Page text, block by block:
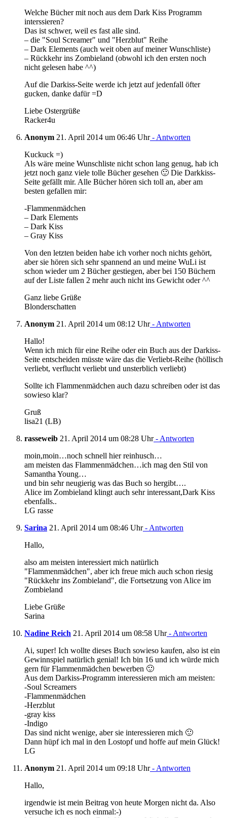
Welche Bücher mit noch aus dem Dark Kiss Programm
interssieren?
Das ist schwer, weil es fast alle sind.
– die "Soul Screamer" und "Herzblut" Reihe
– Dark Elements (auch weit oben auf meiner Wunschliste)
– Rückkehr ins Zombieland (obwohl ich den ersten noch
nicht gelesen habe ^^)
Auf die Darkiss-Seite werde ich jetzt auf jedenfall öfter
gucken, danke dafür =D
Liebe Ostergrüße
Racker4u
Anonym 21. April 2014 um 06:46 Uhr- Antworten
Kuckuck =)
Als wäre meine Wunschliste nicht schon lang genug, hab ich
jetzt noch ganz viele tolle Bücher gesehen 🙂 Die Darkkiss-
Seite gefällt mir. Alle Bücher hören sich toll an, aber am
besten gefallen mir:
-Flammenmädchen
– Dark Elements
– Dark Kiss
– Gray Kiss
Von den letzten beiden habe ich vorher noch nichts gehört,
aber sie hören sich sehr spannend an und meine WuLi ist
schon wieder um 2 Bücher gestiegen, aber bei 150 Büchern
auf der Liste fallen 2 mehr auch nicht ins Gewicht oder ^^
Ganz liebe Grüße
Blonderschatten
Anonym 21. April 2014 um 08:12 Uhr- Antworten
Hallo!
Wenn ich mich für eine Reihe oder ein Buch aus der Darkiss-
Seite entscheiden müsste wäre das die Verliebt-Reihe (höllisch
verliebt, verflucht verliebt und unsterblich verliebt)
Sollte ich Flammenmädchen auch dazu schreiben oder ist das
sowieso klar?
Gruß
lisa21 (LB)
rasseweib 21. April 2014 um 08:28 Uhr- Antworten
moin,moin…noch schnell hier reinhusch…
am meisten das Flammenmädchen…ich mag den Stil von
Samantha Young…
und bin sehr neugierig was das Buch so hergibt….
Alice im Zombieland klingt auch sehr interessant,Dark Kiss
ebenfalls..
LG rasse
Sarina 21. April 2014 um 08:46 Uhr- Antworten
Hallo,
also am meisten interessiert mich natürlich
"Flammenmädchen", aber ich freue mich auch schon riesig
"Rückkehr ins Zombieland", die Fortsetzung von Alice im
Zombieland
Liebe Grüße
Sarina
Nadine Reich 21. April 2014 um 08:58 Uhr- Antworten
Ai, super! Ich wollte dieses Buch sowieso kaufen, also ist ein
Gewinnspiel natürlich genial! Ich bin 16 und ich würde mich
gern für Flammenmädchen bewerben 🙂
Aus dem Darkiss-Programm interessieren mich am meisten:
-Soul Screamers
-Flammenmädchen
-Herzblut
-gray kiss
-Indigo
Das sind nicht wenige, aber sie interessieren mich 🙂
Dann hüpf ich mal in den Lostopf und hoffe auf mein Glück!
LG
Anonym 21. April 2014 um 09:18 Uhr- Antworten
Hallo,
irgendwie ist mein Beitrag von heute Morgen nicht da. Also
versuche ich es noch einmal:-)